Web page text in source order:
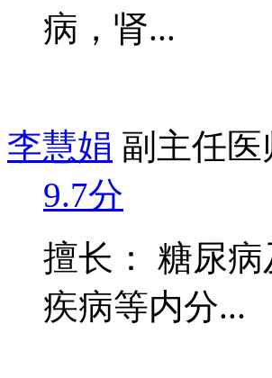
病，肾...
李慧娟 副主任医
9.7分
擅长： 糖尿
疾病等内分...